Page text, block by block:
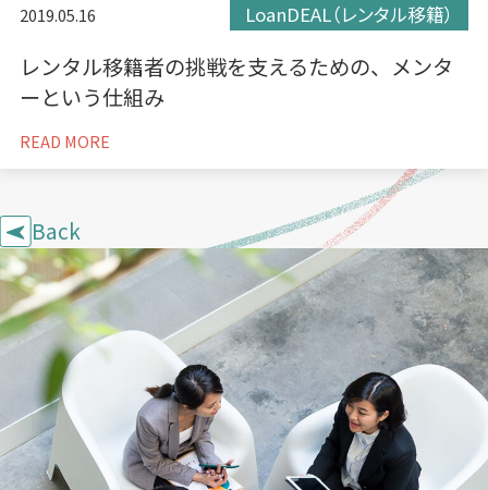
2019.05.16 LoanDEAL（レンタル移籍）
レンタル移籍者の挑戦を支えるための、メンタ
ーという仕組み
READ MORE
Back